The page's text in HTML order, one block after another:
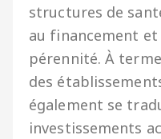
structures de
au financement
pérennité. À
des
également se
investissements